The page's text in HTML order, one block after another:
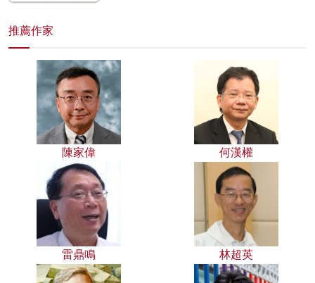
推薦作家
陳家偉 何漢權
雷鼎鳴 林超英